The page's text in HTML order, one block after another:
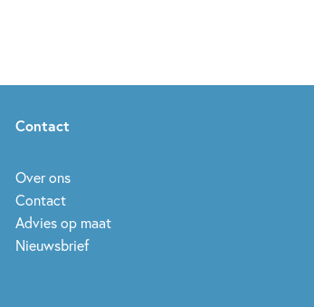
Contact
Over ons
Contact
Advies op maat
Nieuwsbrief